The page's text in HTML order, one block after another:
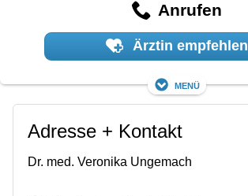
Anrufen
Ärztin empfehlen
Menü
Adresse + Kontakt
Dr. med. Veronika Ungemach